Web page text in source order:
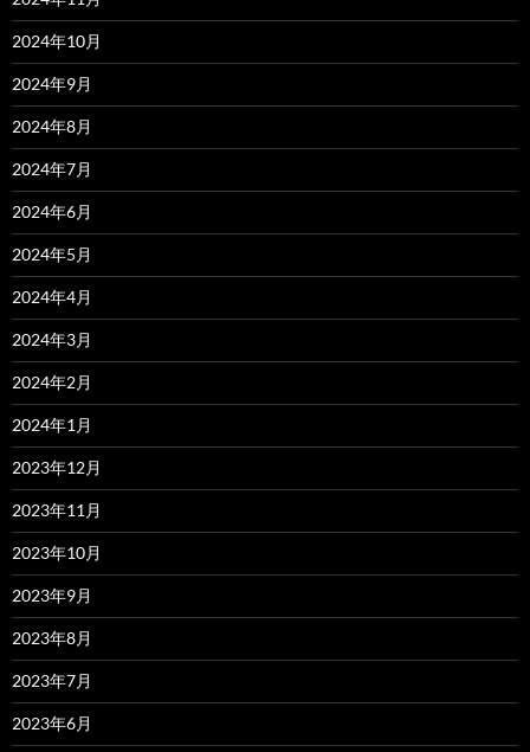
2024年10月
2024年9月
2024年8月
2024年7月
2024年6月
2024年5月
2024年4月
2024年3月
2024年2月
2024年1月
2023年12月
2023年11月
2023年10月
2023年9月
2023年8月
2023年7月
2023年6月